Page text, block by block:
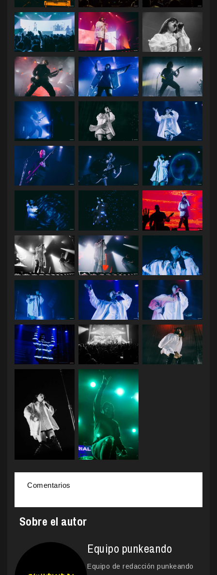
Comentarios
Sobre el autor
Equipo punkeando
Equipo de redacción punkeando